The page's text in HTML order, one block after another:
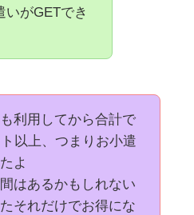
いがGETでき
利用してから合計で
以上、つまりお小遣
よ
はあるかもしれない
それだけでお得にな